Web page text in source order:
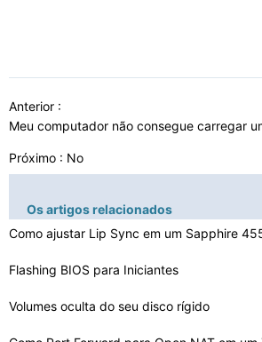
Anterior :
Meu computador não consegue carregar
Próximo : No
Os artigos relacionados
Como ajustar Lip Sync em um Sapphire
Flashing BIOS para Iniciantes
Volumes oculta do seu disco rígido